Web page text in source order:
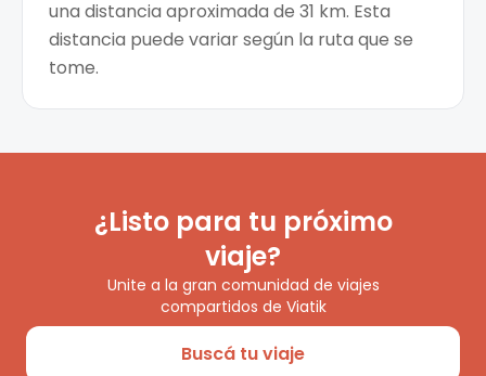
una distancia aproximada de 31 km. Esta
distancia puede variar según la ruta que se
tome.
¿Listo para tu próximo
viaje?
Unite a la gran comunidad de viajes
compartidos de Viatik
Buscá tu viaje